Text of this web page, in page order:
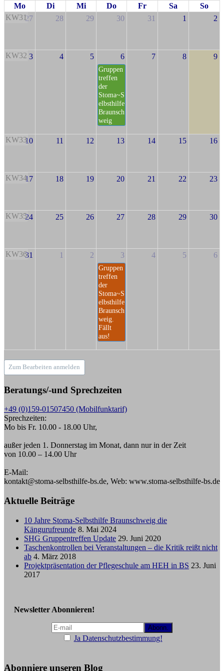
Mo Di Mi Do Fr Sa
So
KW3127 28 29 30 31 1 2
KW32 3 4 5 6
Gruppen
treffen
der
Stoma~S
elbsthilfe
Braunsch
weig
7 8 9
KW3310 11 12 13 14 15 16
KW3417 18 19 20 21 22 23
KW3524 25 26 27 28 29 30
KW3631 1 2 3
Gruppen
treffen
der
Stoma~S
elbsthilfe
Braunsch
weig.
Fällt
aus!
4 5 6
Zum Bearbeiten anmelden
Beratungs/-und Sprechzeiten
+49 (0)159-01507450 (Mobilfunktarif)
Sprechzeiten:
Mo bis Fr. 10.00 - 18.00 Uhr,
außer jeden 1. Donnerstag im Monat, dann nur in der Zeit
von 10.00 – 14.00 Uhr
E-Mail:
kontakt@stoma-selbsthilfe-bs.de, Web: www.stoma-selbsthilfe-bs.de
Aktuelle Beiträge
10 Jahre Stoma-Selbsthilfe Braunschweig die
Kängurufreunde 8. Mai 2024
SHG Gruppentreffen Update 29. Juni 2020
Taschenkontrollen bei Veranstaltungen – die Kritik reißt nicht
ab 4. März 2018
Projektpräsentation der Pflegeschule am HEH in BS 23. Juni
2017
Newsletter Abonnieren!
Ja Datenschutzbestimmung!
Abonniere unseren Blog